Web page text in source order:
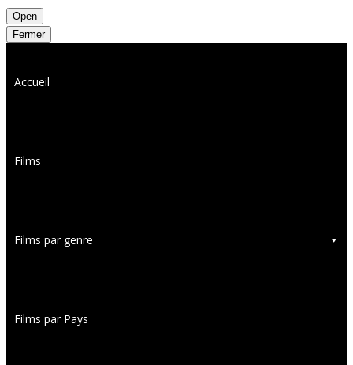
Open
Fermer
Accueil
Films
Films par genre
Films par Pays